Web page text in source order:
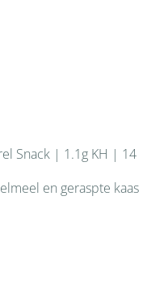
Snack | 1.1g KH | 14